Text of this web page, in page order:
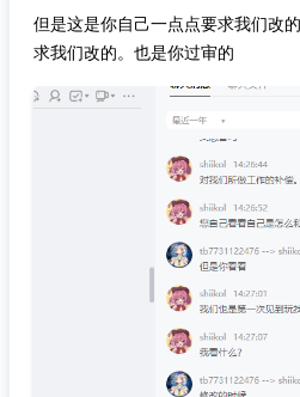
但是这是你自己一点点要求我们改
求我们改的。也是你过审的